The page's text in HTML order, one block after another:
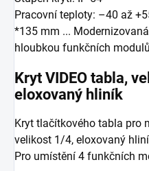
Pracovní teploty: –40 až
*135 mm ...
hloubkou funkčních modulů
Kryt VIDEO tabla,
eloxovaný hliník
Kryt tlačítkového tabla pro
velikost 1/4, eloxovaný
Pro umístění 4 funkčních